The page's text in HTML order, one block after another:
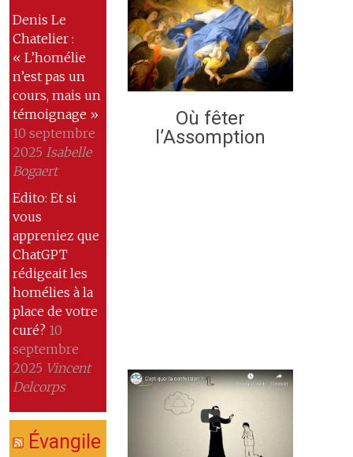
Denis Le
Chatelier :
« L’homélie
n’est pas un
cours, mais un
témoignage »
10 septembre
2025 Isabelle
Bogaert
Edito: Et si
vous
appreniez que
ChatGPT
rédigeait les
homélies à la
place de votre
curé? 10
septembre
2025 Vincent
Delcorps
Évangile
Où fêter
l’Assomption